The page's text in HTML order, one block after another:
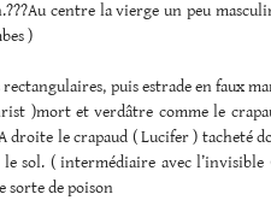
centre la vierge un peu
)
puis estrade en faux
)mort et verdâtre comme le
droite le crapaud ( Lucifer ) tacheté
le sol. ( intermédiaire avec
sorte de poison